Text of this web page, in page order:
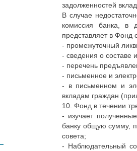
задолженностей
В случае
комиссия банка, в
представляет в
- промежуточный
- сведения о составе
- перечень
- письменное и
- в письменном и
вкладам граждан
10. Фонд в течении
- изучает
банку общую сумму,
совета;
- Наблюдательный